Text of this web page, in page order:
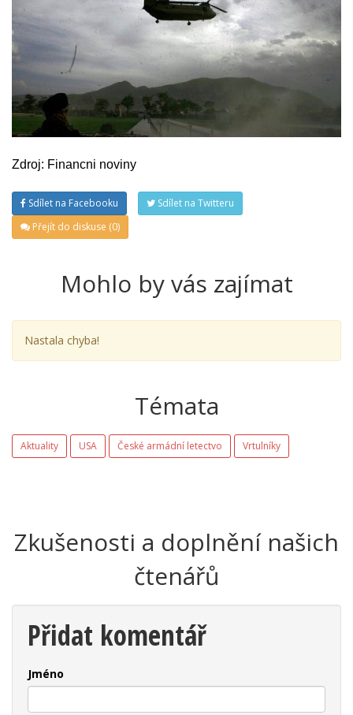
Zdroj: Financni noviny
Sdílet na Facebooku
Sdílet na Twitteru
Přejít do diskuse (0)
Mohlo by vás zajímat
Nastala chyba!
Témata
Aktuality USA České armádní letectvo Vrtulníky
Zkušenosti a doplnění našich
čtenářů
Přidat komentář
Jméno